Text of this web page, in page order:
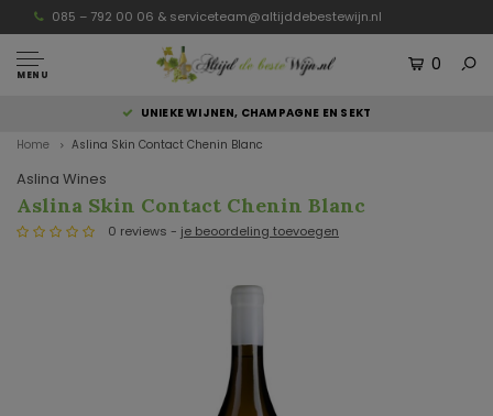
085 – 792 00 06 & serviceteam@altijddebestewijn.nl
MENU
0
UNIEKE WIJNEN, CHAMPAGNE EN SEKT
Home Aslina Skin Contact Chenin Blanc
Aslina Wines
Aslina Skin Contact Chenin Blanc
0 reviews - je beoordeling toevoegen